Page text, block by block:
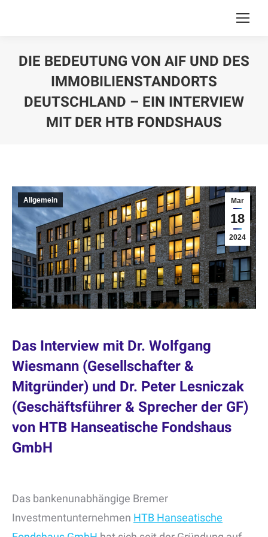
DIE BEDEUTUNG VON AIF UND DES
IMMOBILIENSTANDORTS
DEUTSCHLAND – EIN INTERVIEW
MIT DER HTB FONDSHAUS
Mar
18
2024
Allgemein
Das Interview mit Dr. Wolfgang
Wiesmann (Gesellschafter &
Mitgründer) und Dr. Peter Lesniczak
(Geschäftsführer & Sprecher der GF)
von HTB Hanseatische Fondshaus
GmbH
Das bankenunabhängige Bremer
Investmentunternehmen HTB Hanseatische